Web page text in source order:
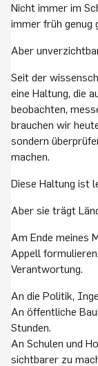
Nicht immer im
immer früh genug
Aber
Seit der
eine Haltung, die
beobachten,
brauchen wir
sondern
machen.
Diese Haltung ist
Aber sie trägt
Am Ende meines
Appell
Verantwortung.
An die Politik,
An öffentliche
Stunden.
An Schulen und
sichtbarer zu